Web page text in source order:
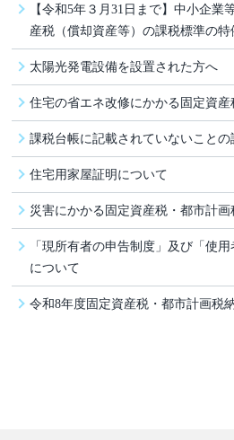
【令和5年３月31日まで】中小企業
産税（償却資産等）の課税標準の特
太陽光発電設備を設置された方へ
住宅の省エネ改修にかかる固定資
課税台帳に記載されていないことの
住宅用家屋証明について
災害にかかる固定資産税・都市計
「現所有者の申告制度」及び「使
について
令和8年度固定資産税・都市計画税